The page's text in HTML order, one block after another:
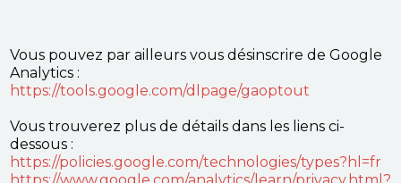
Vous pouvez par ailleurs vous désinscrire de Google
Analytics :
https://tools.google.com/dlpage/gaoptout
Vous trouverez plus de détails dans les liens ci-
dessous :
https://policies.google.com/technologies/types?hl=fr